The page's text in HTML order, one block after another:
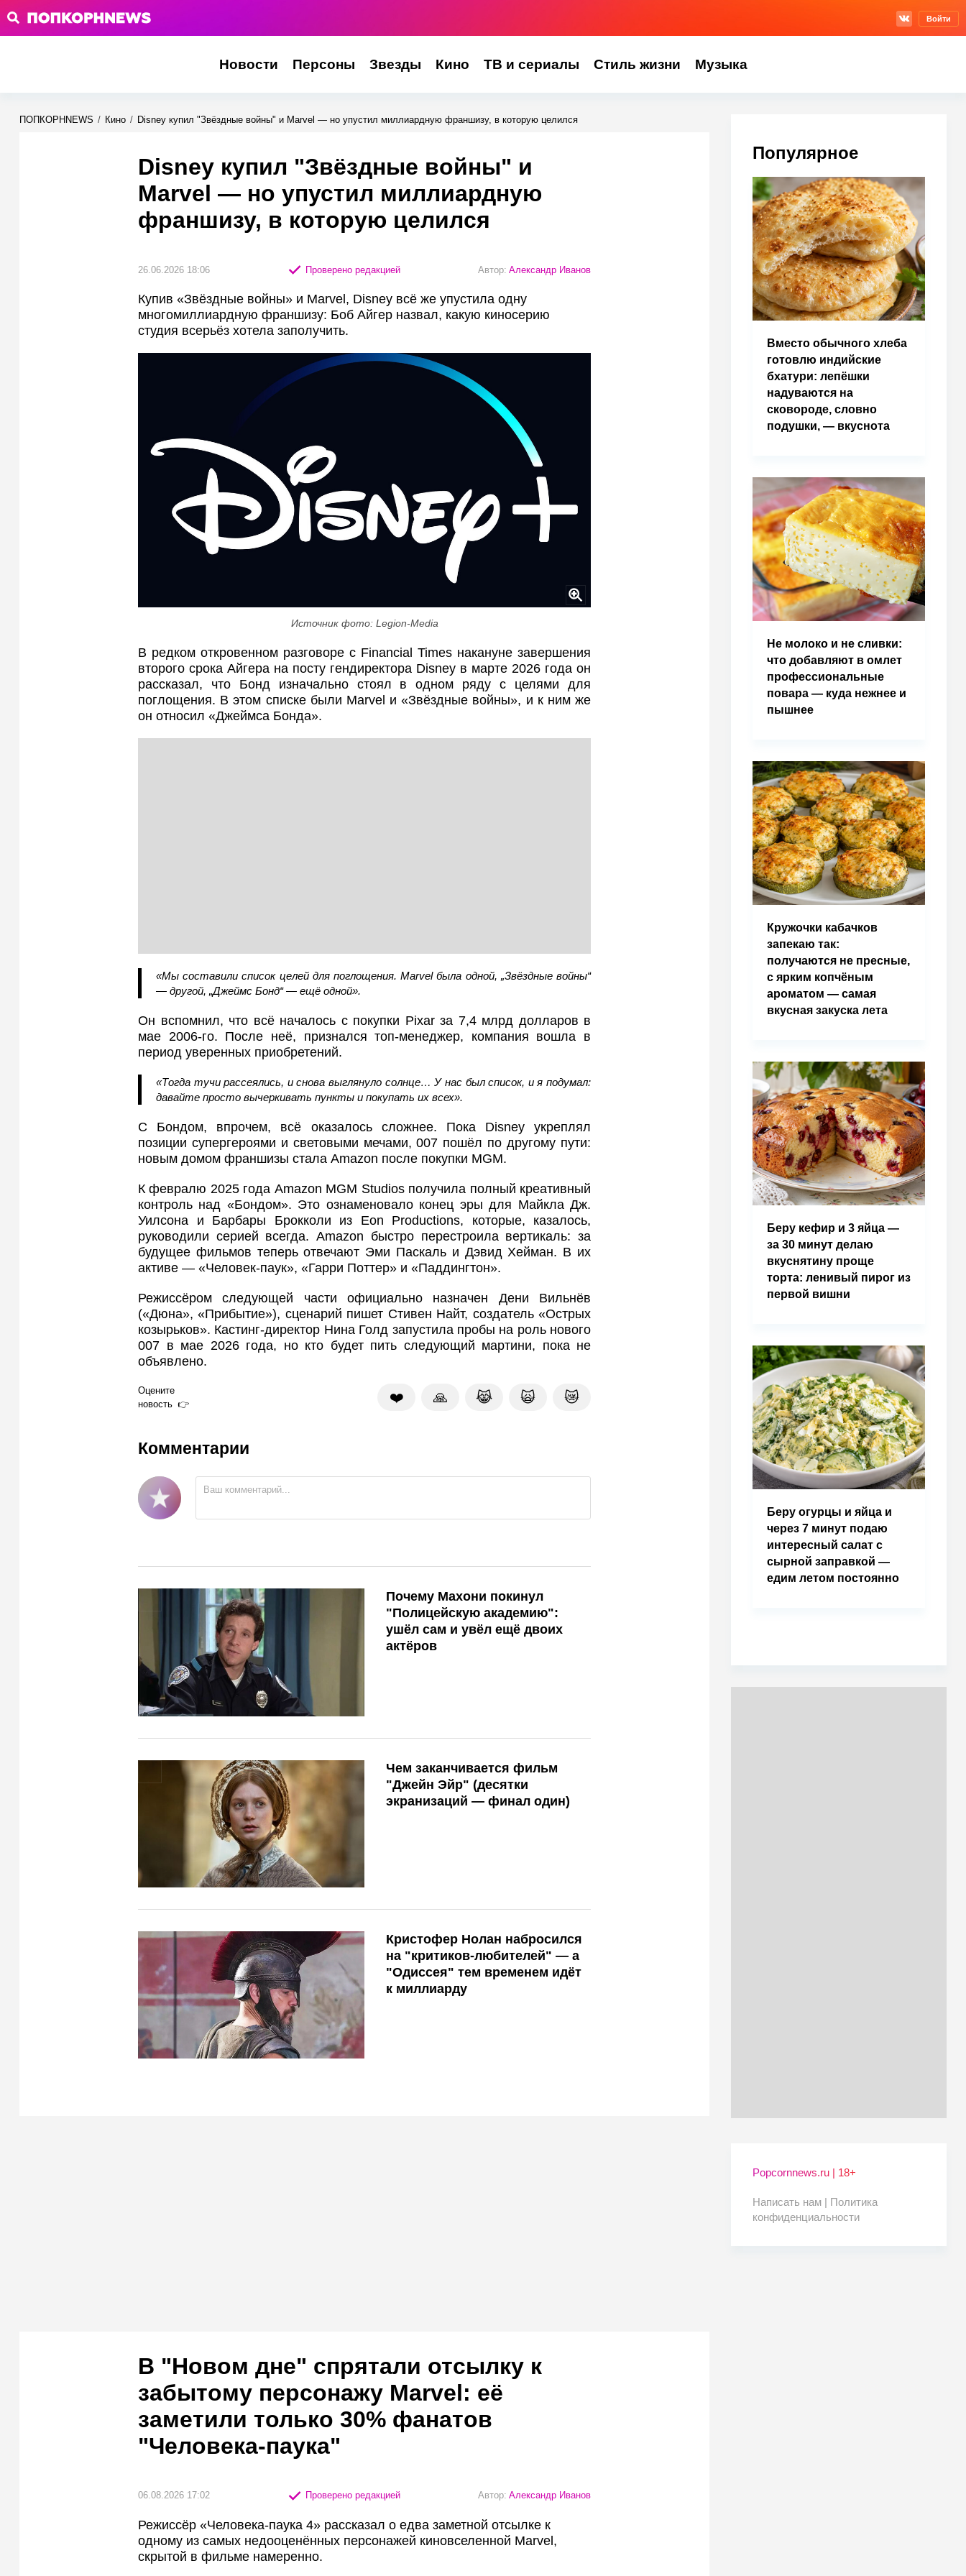
Войти
Новости Персоны Звезды Кино ТВ и сериалы Стиль жизни Музыка
ПОПКОРНNEWS / Кино / Disney купил "Звёздные войны" и Marvel — но упустил миллиардную франшизу, в которую целился
Disney купил "Звёздные войны" и
Marvel — но упустил миллиардную
франшизу, в которую целился
26.06.2026 18:06 Проверено редакцией Автор: Александр Иванов
Купив «Звёздные войны» и Marvel, Disney всё же упустила одну
многомиллиардную франшизу: Боб Айгер назвал, какую киносерию
студия всерьёз хотела заполучить.
Источник фото: Legion-Media
В редком откровенном разговоре с Financial Times накануне завершения
второго срока Айгера на посту гендиректора Disney в марте 2026 года он
рассказал, что Бонд изначально стоял в одном ряду с целями для
поглощения. В этом списке были Marvel и «Звёздные войны», и к ним же
он относил «Джеймса Бонда».
«Мы составили список целей для поглощения. Marvel была одной, „Звёздные войны“
— другой, „Джеймс Бонд“ — ещё одной».
Он вспомнил, что всё началось с покупки Pixar за 7,4 млрд долларов в
мае 2006‑го. После неё, признался топ-менеджер, компания вошла в
период уверенных приобретений.
«Тогда тучи рассеялись, и снова выглянуло солнце… У нас был список, и я подумал:
давайте просто вычеркивать пункты и покупать их всех».
С Бондом, впрочем, всё оказалось сложнее. Пока Disney укреплял
позиции супергероями и световыми мечами, 007 пошёл по другому пути:
новым домом франшизы стала Amazon после покупки MGM.
К февралю 2025 года Amazon MGM Studios получила полный креативный
контроль над «Бондом». Это ознаменовало конец эры для Майкла Дж.
Уилсона и Барбары Брокколи из Eon Productions, которые, казалось,
руководили серией всегда. Amazon быстро перестроила вертикаль: за
будущее фильмов теперь отвечают Эми Паскаль и Дэвид Хейман. В их
активе — «Человек‑паук», «Гарри Поттер» и «Паддингтон».
Режиссёром следующей части официально назначен Дени Вильнёв
(«Дюна», «Прибытие»), сценарий пишет Стивен Найт, создатель «Острых
козырьков». Кастинг‑директор Нина Голд запустила пробы на роль нового
007 в мае 2026 года, но кто будет пить следующий мартини, пока не
объявлено.
Оцените
новость
❤️ 🙏 😹 🙀 😿
Комментарии
Почему Махони покинул
"Полицейскую академию":
ушёл сам и увёл ещё двоих
актёров
Чем заканчивается фильм
"Джейн Эйр" (десятки
экранизаций — финал один)
Кристофер Нолан набросился
на "критиков-любителей" — а
"Одиссея" тем временем идёт
к миллиарду
В "Новом дне" спрятали отсылку к
забытому персонажу Marvel: её
заметили только 30% фанатов
"Человека-паука"
06.08.2026 17:02 Проверено редакцией Автор: Александр Иванов
Режиссёр «Человека-паука 4» рассказал о едва заметной отсылке к
одному из самых недооценённых персонажей киновселенной Marvel,
скрытой в фильме намеренно.
Популярное
Вместо обычного хлеба
готовлю индийские
бхатури: лепёшки
надуваются на
сковороде, словно
подушки, — вкуснота
Не молоко и не сливки:
что добавляют в омлет
профессиональные
повара — куда нежнее и
пышнее
Кружочки кабачков
запекаю так:
получаются не пресные,
с ярким копчёным
ароматом — самая
вкусная закуска лета
Беру кефир и 3 яйца —
за 30 минут делаю
вкуснятину проще
торта: ленивый пирог из
первой вишни
Беру огурцы и яйца и
через 7 минут подаю
интересный салат с
сырной заправкой —
едим летом постоянно
Popcornnews.ru | 18+
Написать нам | Политика
конфиденциальности